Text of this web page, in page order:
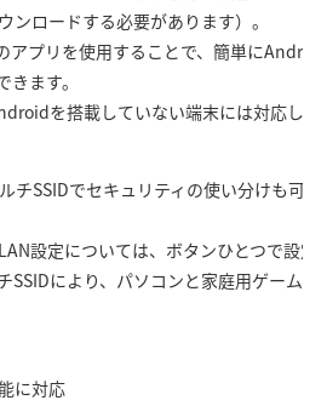
ンロードする必要があります）。
アプリを使用することで、簡単に
ます。
を搭載していない端末には対応して
チSSIDでセキュリティの使い分けも可能
設定については、ボタンひとつで設
SSIDにより、パソコンと家庭用ゲーム
に対応